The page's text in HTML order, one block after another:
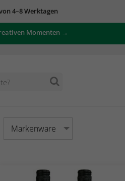
Momenten →
Markenware